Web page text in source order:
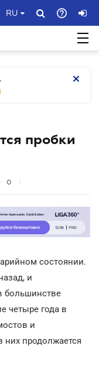
RU
пробки
0
состоянии.
и
большинстве
четыре года в
и
них продолжается